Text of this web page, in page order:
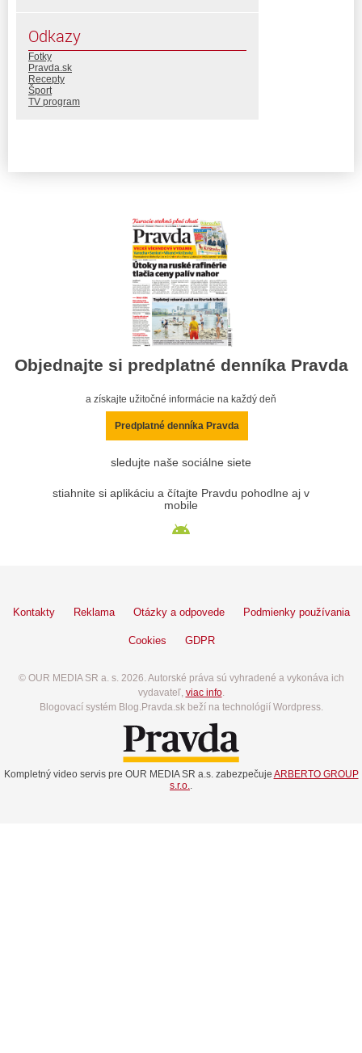
Odkazy
Fotky
Pravda.sk
Recepty
Šport
TV program
Objednajte si predplatné denníka Pravda
a získajte užitočné informácie na každý deň
Predplatné denníka Pravda
sledujte naše sociálne siete
stiahnite si aplikáciu a čítajte Pravdu pohodlne aj v
mobile
Kontakty Reklama Otázky a odpovede Podmienky používania
Cookies GDPR
© OUR MEDIA SR a. s. 2026. Autorské práva sú vyhradené a vykonáva ich
vydavateľ, viac info.
Blogovací systém Blog.Pravda.sk beží na technológií Wordpress.
Kompletný video servis pre OUR MEDIA SR a.s. zabezpečuje ARBERTO GROUP
s.r.o.